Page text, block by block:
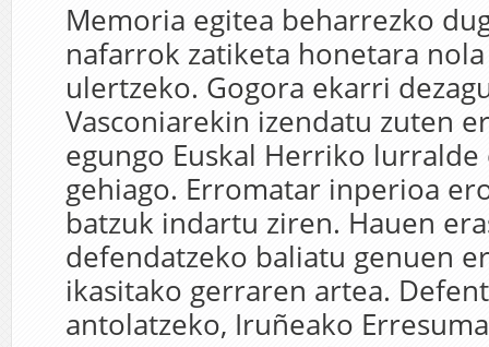
Memoria egitea beharrezko
nafarrok zatiketa honetara
ulertzeko. Gogora ekarri
Vasconiarekin izendatu zuten
egungo Euskal Herriko lurralde
gehiago. Erromatar inperioa
batzuk indartu ziren. Hauen
defendatzeko baliatu genuen
ikasitako gerraren artea.
antolatzeko, Iruñeako